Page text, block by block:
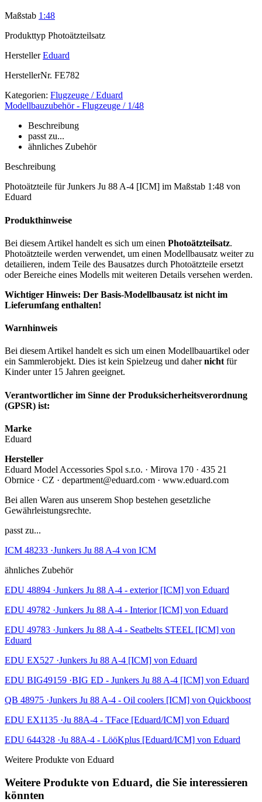
Maßstab 1:48
Produkttyp Photoätzteilsatz
Hersteller Eduard
HerstellerNr. FE782
Kategorien: Flugzeuge / Eduard
Modellbauzubehör - Flugzeuge / 1/48
Beschreibung
passt zu...
ähnliches Zubehör
Beschreibung
Photoätzteile für Junkers Ju 88 A-4 [ICM] im Maßstab 1:48 von
Eduard
Produkthinweise
Bei diesem Artikel handelt es sich um einen Photoätzteilsatz.
Photoätzteile werden verwendet, um einen Modellbausatz weiter zu
detailieren, indem Teile des Bausatzes durch Photoätzteile ersetzt
oder Bereiche eines Modells mit weiteren Details versehen werden.
Wichtiger Hinweis: Der Basis-Modellbausatz ist nicht im
Lieferumfang enthalten!
Warnhinweis
Bei diesem Artikel handelt es sich um einen Modellbauartikel oder
ein Sammlerobjekt. Dies ist kein Spielzeug und dahernicht für
Kinder unter 15 Jahren geeignet.
Verantwortlicher im Sinne der Produksicherheitsverordnung
(GPSR) ist:
Marke
Eduard
Hersteller
Eduard Model Accessories Spol s.r.o. · Mirova 170 · 435 21
Obrnice · CZ · department@eduard.com · www.eduard.com
Bei allen Waren aus unserem Shop bestehen gesetzliche
Gewährleistungsrechte.
passt zu...
ICM 48233 ·Junkers Ju 88 A-4 von ICM
ähnliches Zubehör
EDU 48894 ·Junkers Ju 88 A-4 - exterior [ICM] von Eduard
EDU 49782 ·Junkers Ju 88 A-4 - Interior [ICM] von Eduard
EDU 49783 ·Junkers Ju 88 A-4 - Seatbelts STEEL [ICM] von
Eduard
EDU EX527 ·Junkers Ju 88 A-4 [ICM] von Eduard
EDU BIG49159 ·BIG ED - Junkers Ju 88 A-4 [ICM] von Eduard
QB 48975 ·Junkers Ju 88 A-4 - Oil coolers [ICM] von Quickboost
EDU EX1135 ·Ju 88A-4 - TFace [Eduard/ICM] von Eduard
EDU 644328 ·Ju 88A-4 - LööKplus [Eduard/ICM] von Eduard
Weitere Produkte von Eduard
Weitere Produkte von Eduard, die Sie interessieren
könnten